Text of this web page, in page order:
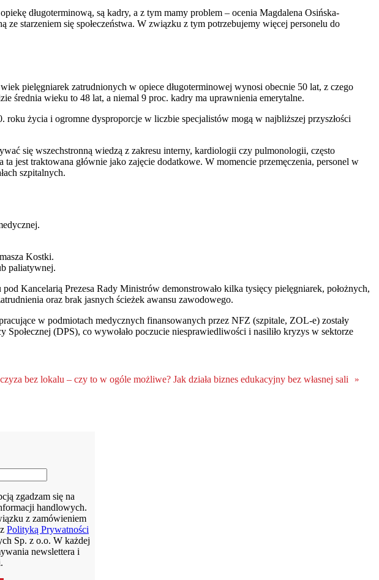
długoterminową, są kadry, a z tym mamy problem – ocenia Magdalena Osińska-
starzeniem się społeczeństwa. W związku z tym potrzebujemy więcej personelu do
pielęgniarek zatrudnionych w opiece długoterminowej wynosi obecnie 50 lat, z czego
średnia wieku to 48 lat, a niemal 9 proc. kadry ma uprawnienia emerytalne.
życia i ogromne dysproporcje w liczbie specjalistów mogą w najbliższej przyszłości
się wszechstronną wiedzą z zakresu interny, kardiologii czy pulmonologii, często
jest traktowana głównie jako zajęcie dodatkowe. W momencie przemęczenia, personel w
szpitalnych.
Kostki.
paliatywnej.
Kancelarią Prezesa Rady Ministrów demonstrowało kilka tysięcy pielęgniarek, położnych,
oraz brak jasnych ścieżek awansu zawodowego.
w podmiotach medycznych finansowanych przez NFZ (szpitale, ZOL-e) zostały
(DPS), co wywołało poczucie niesprawiedliwości i nasiliło kryzys w sektorze
bez lokalu – czy to w ogóle możliwe? Jak działa biznes edukacyjny bez własnej sali »
zgadzam się na
handlowych.
z zamówieniem
Polityką Prywatności
Sp. z o.o. W każdej
newslettera i